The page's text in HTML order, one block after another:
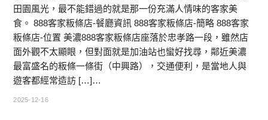
田園風光，最不能錯過的就是那一份充滿人情味的客家美
食。 888客家粄條店-餐廳資訊 888客家粄條店-簡略 888客家
粄條店-位置 美濃888客家粄條店座落於忠孝路一段，雖然店
面外觀不太顯眼，但對面就是加油站也蠻好找尋，鄰近美濃
最富盛名的粄條一條街（中興路），交通便利，是當地人與
遊客都經常造訪 […]…
2025-12-16